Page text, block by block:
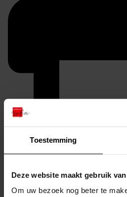
Toestemming
Deze website maakt gebruik
Om uw bezoek nog beter te
duurzaam webadres